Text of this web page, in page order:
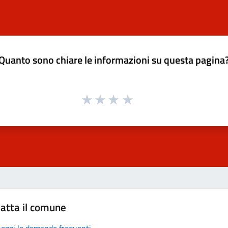
sono chiare le informazioni su questa
il comune